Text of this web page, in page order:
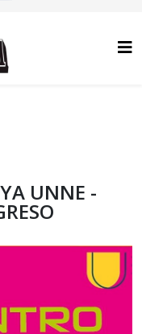
UNNE -